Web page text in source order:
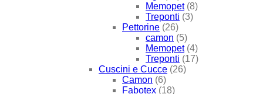
Memopet (8)
Treponti (3)
Pettorine (26)
camon (5)
Memopet (4)
Treponti (17)
Cuscini e Cucce (26)
Camon (6)
Fabotex (18)